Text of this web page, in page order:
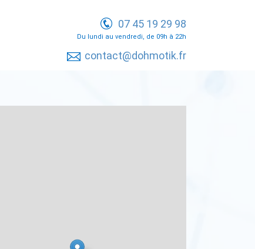
07 45 19 29 98
Du lundi au vendredi, de 09h à 22h
contact@dohmotik.fr